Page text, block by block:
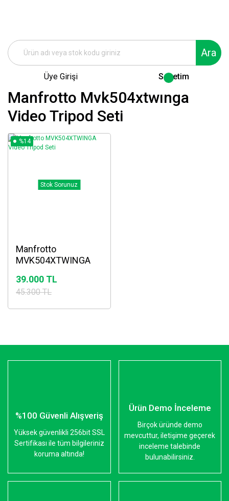
Ara
Üye Girişi Sepetim
Manfrotto Mvk504xtwınga
Video Tripod Seti
%14
Stok Sorunuz
Manfrotto
MVK504XTWINGA
39.000 TL
45.300 TL
%100 Güvenli Alışveriş
Yüksek güvenlikli 256bit SSL
Sertifikası ile tüm bilgileriniz
koruma altında!
Ürün Demo İnceleme
Birçok üründe demo
mevcuttur, iletişime geçerek
inceleme talebinde
bulunabilirsiniz.